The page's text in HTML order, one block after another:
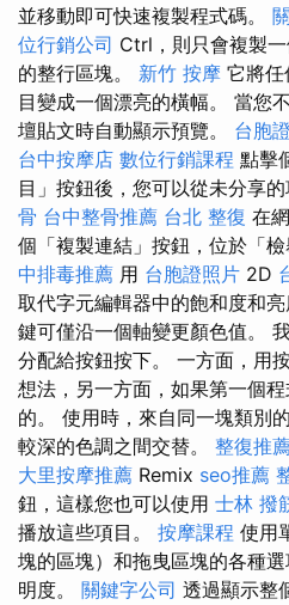
並移動即可快速複製程式碼。
位行銷公司 Ctrl，則只會複製
的整行區塊。 新竹 按摩 它將
目變成一個漂亮的橫幅。 當您
壇貼文時自動顯示預覽。 台胞
台中按摩店 數位行銷課程 點擊
目」按鈕後，您可以從未分享
骨 台中整骨推薦 台北 整復 在
個「複製連結」按鈕，位於「檢
中排毒推薦 用 台胞證照片 2D
取代字元編輯器中的飽和度和
鍵可僅沿一個軸變更顏色值。
分配給按鈕按下。 一方面，用
想法，另一方面，如果第一個
的。 使用時，來自同一塊類別
較深的色調之間交替。 整復推
大里按摩推薦 Remix seo推薦
鈕，這樣您也可以使用 士林 撥
播放這些項目。 按摩課程 使用
塊的區塊）和拖曳區塊的各種
明度。 關鍵字公司 透過顯示整